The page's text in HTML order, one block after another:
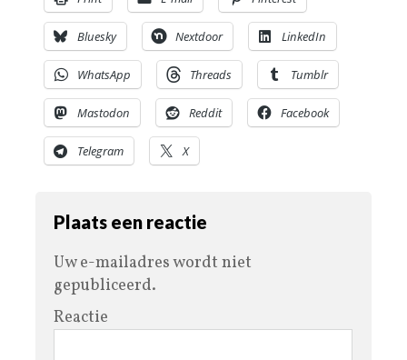
Bluesky Nextdoor LinkedIn
WhatsApp Threads Tumblr
Mastodon Reddit Facebook
Telegram X
Plaats een reactie
Uw e-mailadres wordt niet
gepubliceerd.
Reactie